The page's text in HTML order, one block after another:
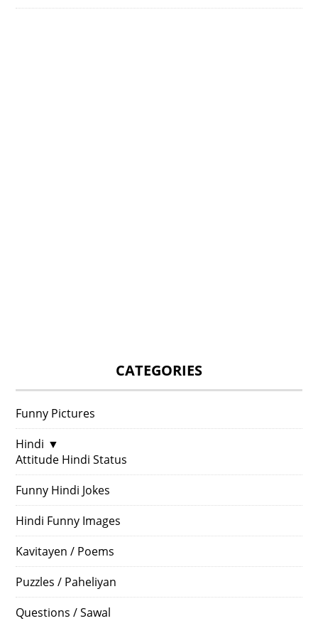
CATEGORIES
Funny Pictures
Hindi ▼
Attitude Hindi Status
Funny Hindi Jokes
Hindi Funny Images
Kavitayen / Poems
Puzzles / Paheliyan
Questions / Sawal